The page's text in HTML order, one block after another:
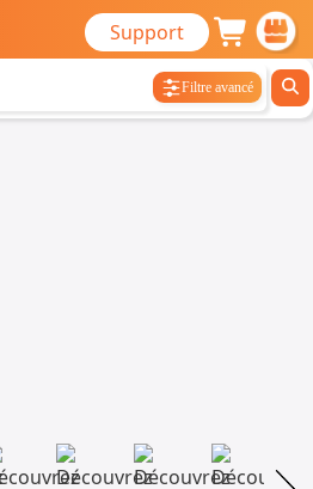
Support
Filtre avancé